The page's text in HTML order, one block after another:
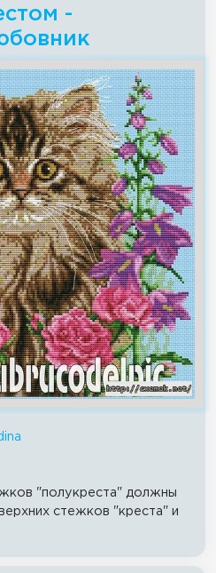
-
"полукреста" должны
стежков "креста" и